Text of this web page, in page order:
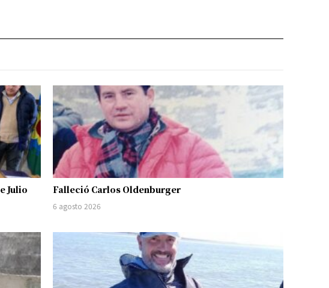
Julio Falleció Carlos Oldenburger
6 agosto 2026